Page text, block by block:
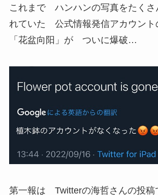
これまで ハンハンの写真をたくさ
れていた 公式情報発信アカウン
「花盆向阳」が ついに爆破…
第一報は Twitterの海哲さんの投稿